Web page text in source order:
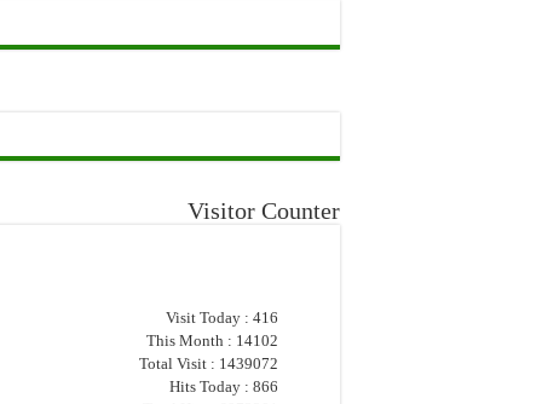
Visitor Counter